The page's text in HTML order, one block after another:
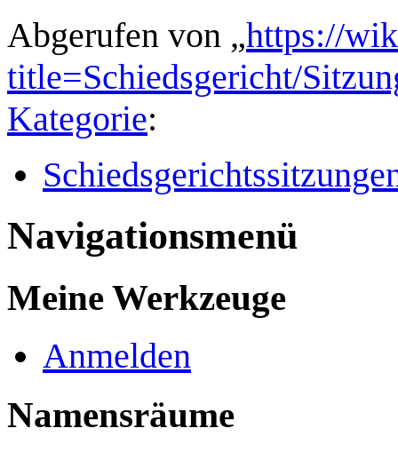
Abgerufen von „https://
title=Schiedsgericht/
Kategorie:
Navigationsmenü
Meine Werkzeuge
Anmelden
Namensräume